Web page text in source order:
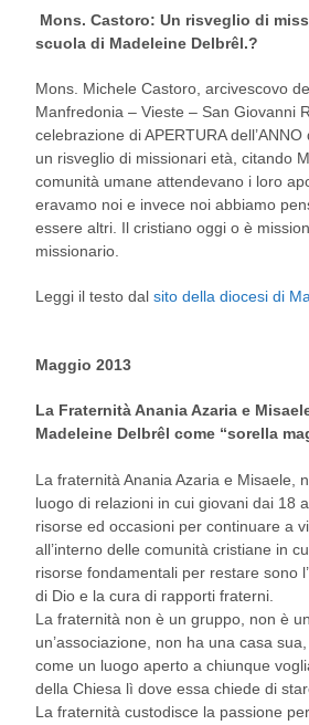
Mons. Castoro: Un risveglio di
scuola di Madeleine Delbrêl.?
Mons. Michele Castoro, arcivescovo
Manfredonia – Vieste – San Giovanni
celebrazione di APERTURA
un risveglio di missionari età, citando
comunità umane attendevano i loro
eravamo noi e invece noi abbiamo
essere altri. Il cristiano oggi o è
missionario.
Leggi il testo dal sito della diocesi di
Maggio 2013
La Fraternità Anania Azaria e
Madeleine Delbrêl come “sorella
La fraternità Anania Azaria e Misaele,
luogo di relazioni in cui giovani dai 18
risorse ed occasioni per continuare a
all’interno delle comunità cristiane in
risorse fondamentali per restare sono
di Dio e la cura di rapporti fraterni.
La fraternità non è un gruppo, non è
un’associazione, non ha una casa
come un luogo aperto a chiunque
della Chiesa lì dove essa chiede di
La fraternità custodisce la passione